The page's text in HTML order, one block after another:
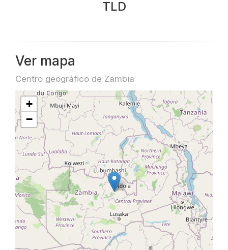
TLD
Ver mapa
Centro geográfico de Zambia
+
−